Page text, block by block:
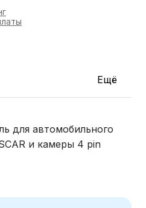
Ещё
для автомобильного
и камеры 4 pin